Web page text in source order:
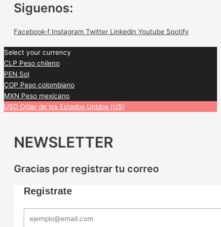
Siguenos:
Facebook-f Instagram Twitter Linkedin Youtube Spotify
Select your currency
CLP Peso chileno
PEN Sol
COP Peso colombiano
MXN Peso mexicano
USD Dólar de los Estados Unidos (US)
NEWSLETTER
Gracias por registrar tu correo
Registrate